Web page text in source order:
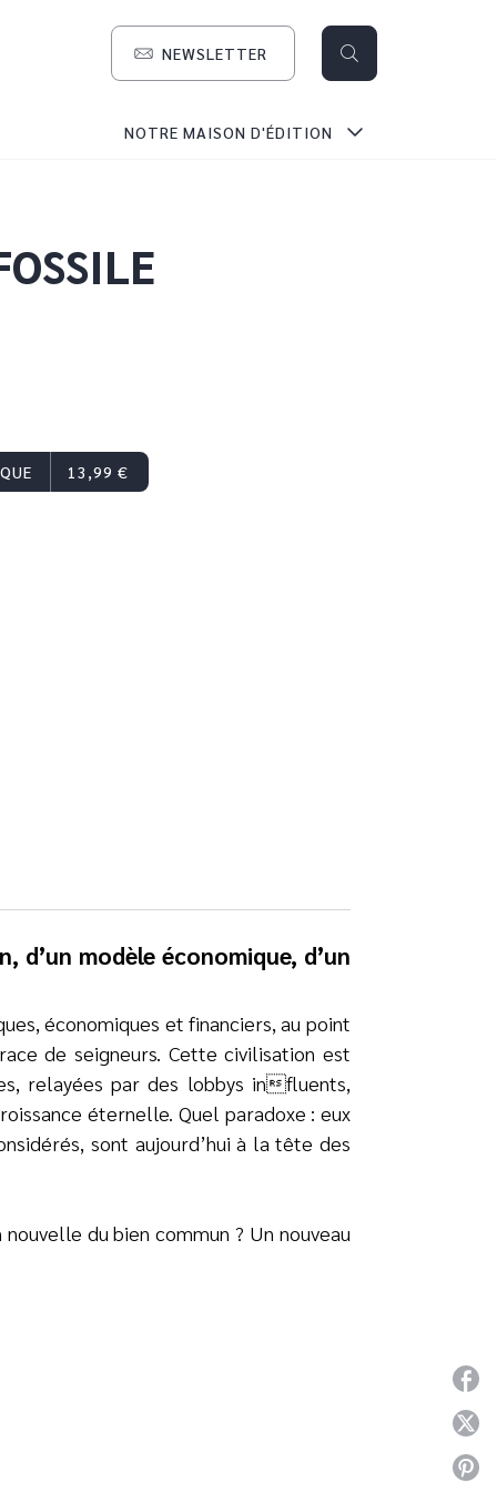
NEWSLETTER
NOTRE MAISON D'ÉDITION
13,99 €
d’un modèle économique, d’un
économiques et financiers, au point
de seigneurs. Cette civilisation est
relayées par des lobbys influents,
éternelle. Quel paradoxe : eux
sont aujourd’hui à la tête des
du bien commun ? Un nouveau